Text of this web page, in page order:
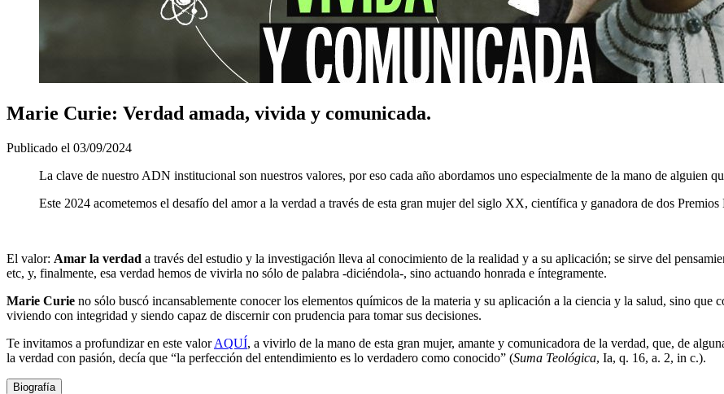
Marie Curie: Verdad amada, vivida y comunicada.
Publicado el 03/09/2024
La clave de nuestro ADN institucional son nuestros valores, por eso cada año abordamos uno especialmente de la mano de alguien
Este 2024 acometemos el desafío del amor a la verdad a través de esta gran mujer del siglo XX, científica y ganadora de dos
El valor: Amar la verdad a través del estudio y la investigación lleva al conocimiento de la realidad y a su aplicación; se sirve del
etc, y, finalmente, esa verdad hemos de vivirla no sólo de palabra -diciéndola-, sino actuando honrada e íntegramente.
Marie Curie no sólo buscó incansablemente conocer los elementos químicos de la materia y su aplicación a la ciencia y la salud, sino
viviendo con integridad y siendo capaz de discernir con prudencia para tomar sus decisiones.
Te invitamos a profundizar en este valorAQUÍ, a vivirlo de la mano de esta gran mujer, amante y comunicadora de la verdad, que, de
la verdad con pasión, decía que “la perfección del entendimiento es lo verdadero como conocido” (Suma Teológica, Ia, q. 16, a. 2, in c.).
Biografía